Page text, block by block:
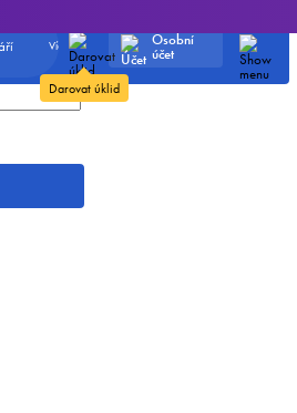
Více služeb
Darovat úklid
Osobní
účet
Průvodní
Kontaktní
mail a telefonní číslo, kód
obdržíte osobně a pak ho
předáte dál.